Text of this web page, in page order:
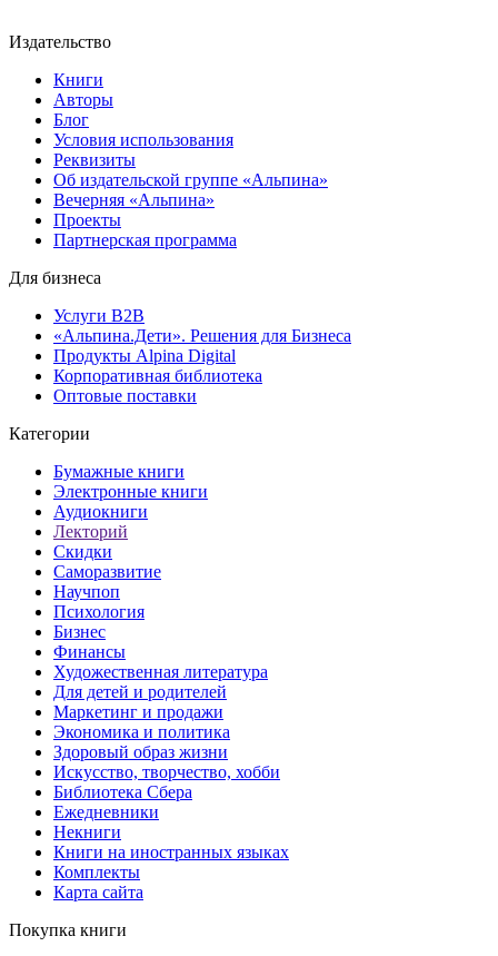
Издательство
Книги
Авторы
Блог
Условия использования
Реквизиты
Об издательской группе «Альпина»
Вечерняя «Альпина»
Проекты
Партнерская программа
Для бизнеса
Услуги B2B
«Альпина.Дети». Решения для Бизнеса
Продукты Alpina Digital
Корпоративная библиотека
Оптовые поставки
Категории
Бумажные книги
Электронные книги
Аудиокниги
Лекторий
Скидки
Саморазвитие
Научпоп
Психология
Бизнес
Финансы
Художественная литература
Для детей и родителей
Маркетинг и продажи
Экономика и политика
Здоровый образ жизни
Искусство, творчество, хобби
Библиотека Сбера
Ежедневники
Некниги
Книги на иностранных языках
Комплекты
Карта сайта
Покупка книги